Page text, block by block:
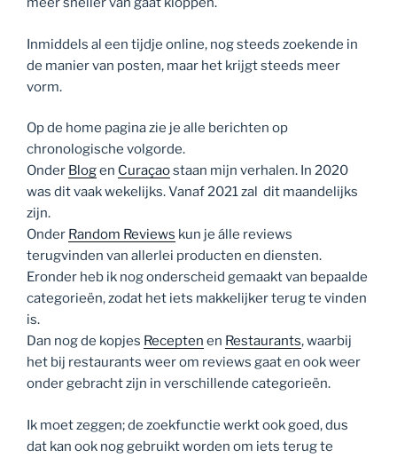
Inmiddels al een tijdje online, nog steeds zoekende in
de manier van posten, maar het krijgt steeds meer
vorm.
Op de home pagina zie je alle berichten op
chronologische volgorde.
Onder Blogen Curaçaostaan mijn verhalen. In 2020
was dit vaak wekelijks. Vanaf 2021 zal dit maandelijks
zijn.
Onder Random Reviews kun je álle reviews
terugvinden van allerlei producten en diensten.
Eronder heb ik nog onderscheid gemaakt van bepaalde
categorieën, zodat het iets makkelijker terug te vinden
is.
Dan nog de kopjes Recepten en Restaurants, waarbij
het bij restaurants weer om reviews gaat en ook weer
onder gebracht zijn in verschillende categorieën.
Ik moet zeggen; de zoekfunctie werkt ook goed, dus
dat kan ook nog gebruikt worden om iets terug te